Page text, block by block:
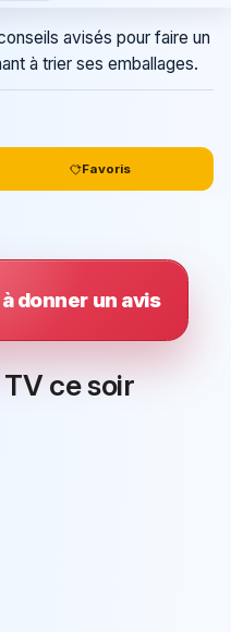
avisés pour faire un
à trier ses emballages.
Favoris
donner un avis
ce soir